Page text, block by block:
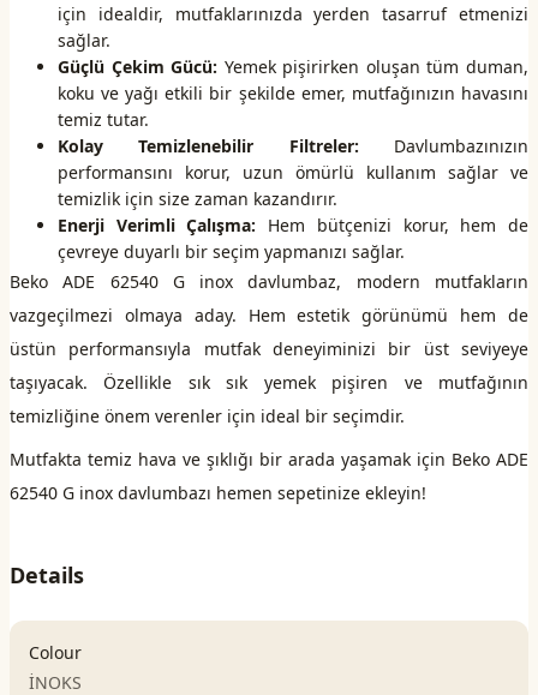
için idealdir, mutfaklarınızda yerden tasarruf etmenizi
sağlar.
Güçlü Çekim Gücü: Yemek pişirirken oluşan tüm duman,
koku ve yağı etkili bir şekilde emer, mutfağınızın havasını
temiz tutar.
Kolay Temizlenebilir Filtreler: Davlumbazınızın
performansını korur, uzun ömürlü kullanım sağlar ve
temizlik için size zaman kazandırır.
Enerji Verimli Çalışma: Hem bütçenizi korur, hem de
çevreye duyarlı bir seçim yapmanızı sağlar.
Beko ADE 62540 G inox davlumbaz, modern mutfakların
vazgeçilmezi olmaya aday. Hem estetik görünümü hem de
üstün performansıyla mutfak deneyiminizi bir üst seviyeye
taşıyacak. Özellikle sık sık yemek pişiren ve mutfağının
temizliğine önem verenler için ideal bir seçimdir.
Mutfakta temiz hava ve şıklığı bir arada yaşamak için Beko ADE
62540 G inox davlumbazı hemen sepetinize ekleyin!
Details
Colour
İNOKS